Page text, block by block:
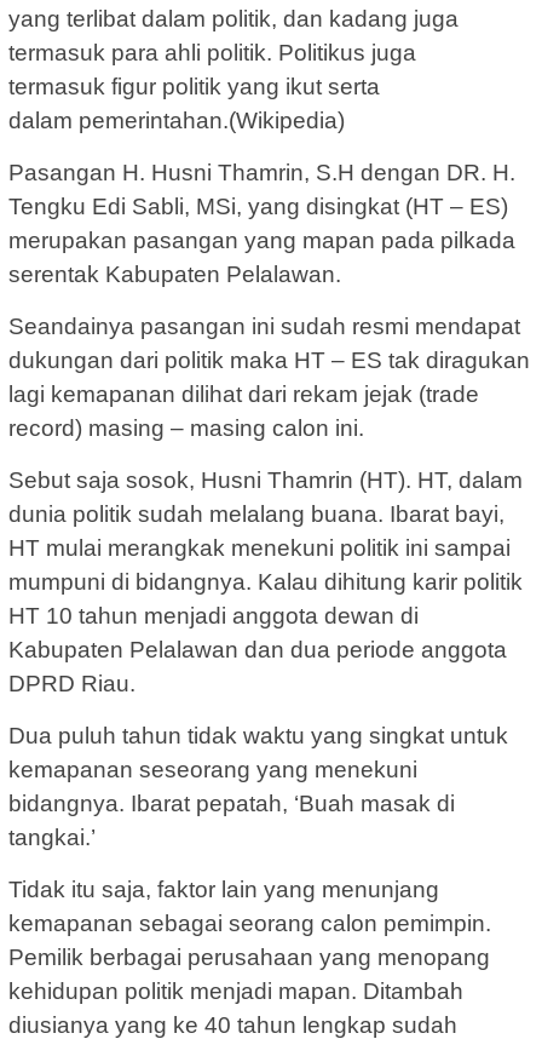
yang terlibat dalam politik, dan kadang juga
termasuk para ahli politik. Politikus juga
termasuk figur politik yang ikut serta
dalam pemerintahan.(Wikipedia)
Pasangan H. Husni Thamrin, S.H dengan DR. H.
Tengku Edi Sabli, MSi, yang disingkat (HT – ES)
merupakan pasangan yang mapan pada pilkada
serentak Kabupaten Pelalawan.
Seandainya pasangan ini sudah resmi mendapat
dukungan dari politik maka HT – ES tak diragukan
lagi kemapanan dilihat dari rekam jejak (trade
record) masing – masing calon ini.
Sebut saja sosok, Husni Thamrin (HT). HT, dalam
dunia politik sudah melalang buana. Ibarat bayi,
HT mulai merangkak menekuni politik ini sampai
mumpuni di bidangnya. Kalau dihitung karir politik
HT 10 tahun menjadi anggota dewan di
Kabupaten Pelalawan dan dua periode anggota
DPRD Riau.
Dua puluh tahun tidak waktu yang singkat untuk
kemapanan seseorang yang menekuni
bidangnya. Ibarat pepatah, ‘Buah masak di
tangkai.’
Tidak itu saja, faktor lain yang menunjang
kemapanan sebagai seorang calon pemimpin.
Pemilik berbagai perusahaan yang menopang
kehidupan politik menjadi mapan. Ditambah
diusianya yang ke 40 tahun lengkap sudah